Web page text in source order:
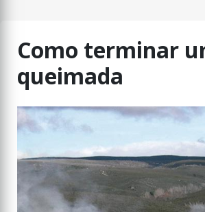
Como terminar
queimada